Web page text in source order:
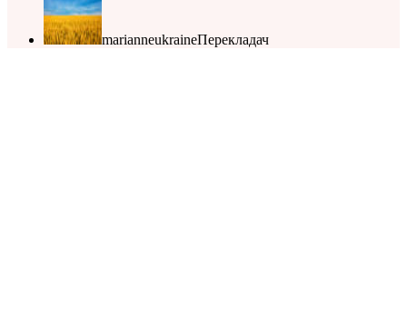
marianneukraineПерекладач